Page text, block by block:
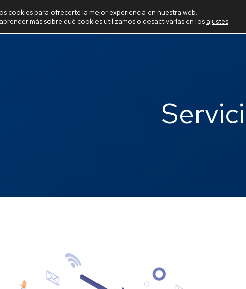
ATU Inicio Servicios
Kit
cookies para ofrecerte la mejor experiencia en nuestra web.
más sobre qué cookies utilizamos o desactivarlas en los ajustes.